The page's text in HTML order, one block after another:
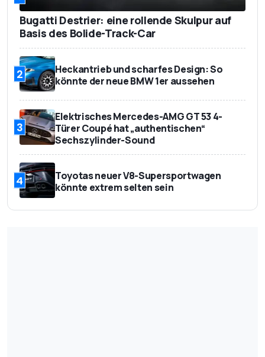
Bugatti Destrier: eine rollende Skulpur auf
Basis des Bolide-Track-Car
2
Heckantrieb und scharfes Design: So
könnte der neue BMW 1er aussehen
3
Elektrisches Mercedes-AMG GT 53 4-
Türer Coupé hat „authentischen“
Sechszylinder-Sound
4
Toyotas neuer V8-Supersportwagen
könnte extrem selten sein